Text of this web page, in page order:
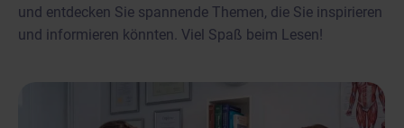
und entdecken Sie spannende Themen, die Sie inspirieren
und informieren könnten. Viel Spaß beim Lesen!